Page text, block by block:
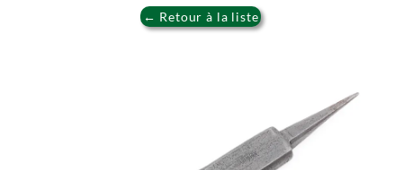
← Retour à la liste